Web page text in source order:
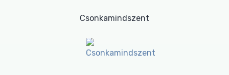
Csonkamindszent